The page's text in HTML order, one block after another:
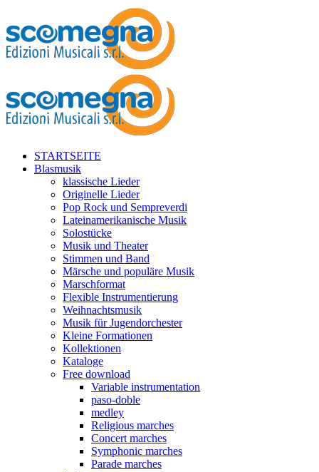
STARTSEITE
Blasmusik
klassische Lieder
Originelle Lieder
Pop Rock und Sempreverdi
Lateinamerikanische Musik
Solostücke
Musik und Theater
Stimmen und Band
Märsche und populäre Musik
Marschformat
Flexible Instrumentierung
Weihnachtsmusik
Musik für Jugendorchester
Kleine Formationen
Kollektionen
Kataloge
Free download
Variable instrumentation
paso-doble
medley
Religious marches
Concert marches
Symphonic marches
Parade marches